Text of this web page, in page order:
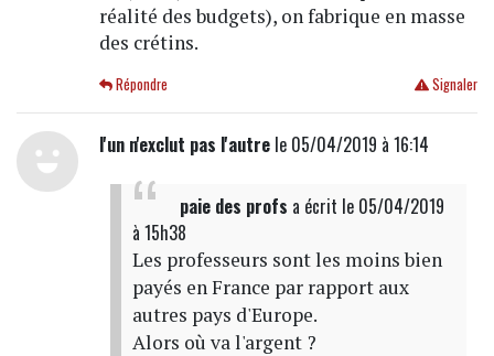
réalité des budgets), on fabrique en masse
des crétins.
Signaler
Répondre
l'un n'exclut pas l'autrele 05/04/2019 à 16:14
paie des profs a écrit le 05/04/2019
à 15h38
Les professeurs sont les moins bien
payés en France par rapport aux
autres pays d'Europe.
Alors où va l'argent ?